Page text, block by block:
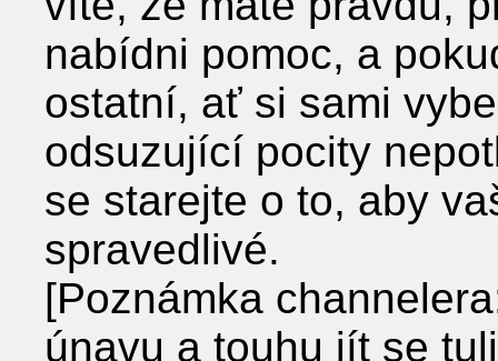
nabídni pomoc, a
ostatní, ať si sami
odsuzující pocity
se starejte o to, aby
spravedlivé.
[Poznámka
únavu a touhu jít se